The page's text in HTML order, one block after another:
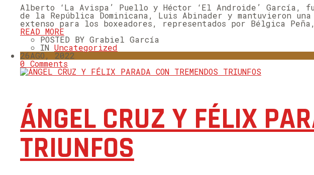
Alberto ‘La Avispa’ Puello y Héctor ‘El Androide’
de la República Dominicana, Luis Abinader y mantuvieron
extenso para los boxeadores, representados por Bélgica
READ MORE
POSTED BY Grabiel García
IN Uncategorized
26AGO, 2022
0 Comments
ÁNGEL CRUZ Y FÉLIX
TRIUNFOS